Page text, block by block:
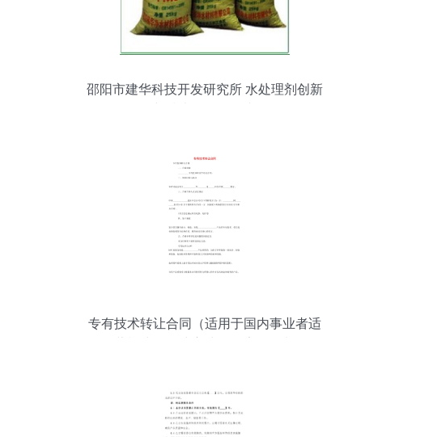
邵阳市建华科技开发研究所 水处理剂创新
专有技术转让合同（适用于国内事业者适